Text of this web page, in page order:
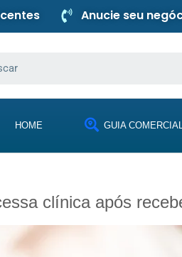
Anucie seu
HOME GUIA
clínica após